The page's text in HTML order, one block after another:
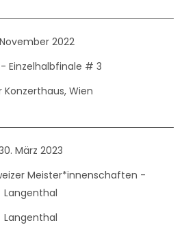
2022
- Einzelhalbfinale # 3
Konzerthaus, Wien
März 2023
Meister*innenschaften -
Langenthal
Langenthal